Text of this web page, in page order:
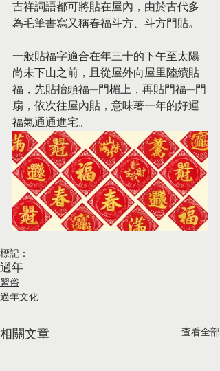
吉祥詞語都可將貼在屋內，由於古代多
為毛筆書寫又稱春福斗方、斗方門貼。
一般貼福字適合在年三十的下午至太陽
尚未下山之前，且從屋外向屋里陸續貼
福，先貼抬頭福—門楣上，再貼門福—門
扇，依次往屋內貼，意味著一年的好運
福氣通通進宅。
標記：
過年
習俗
過年文化
相關文章 查看全部